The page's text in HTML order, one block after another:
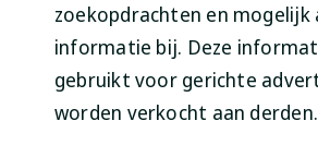
zoekopdrachten en mogelijk
informatie bij. Deze
gebruikt voor gerichte
worden verkocht aan derden.